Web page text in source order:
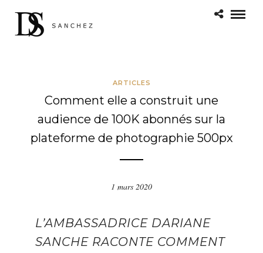
ARTICLES
Comment elle a construit une
audience de 100K abonnés sur la
plateforme de photographie 500px
1 mars 2020
L’AMBASSADRICE DARIANE
SANCHE RACONTE COMMENT